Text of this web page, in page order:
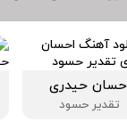
حیدری
تقدیر حسود